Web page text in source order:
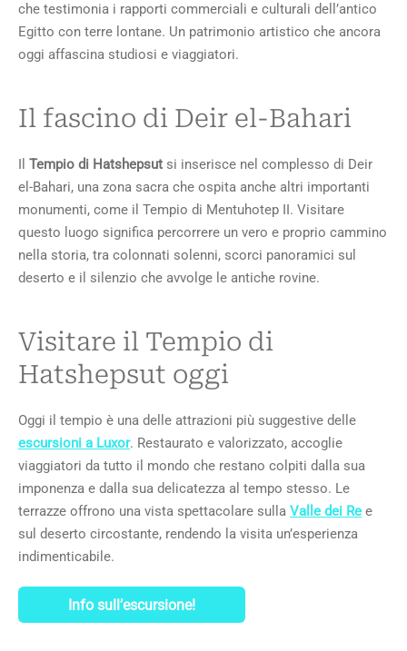
che testimonia i rapporti commerciali e culturali dell’antico
Egitto con terre lontane. Un patrimonio artistico che ancora
oggi affascina studiosi e viaggiatori.
Il fascino di Deir el-Bahari
Il Tempio di Hatshepsut si inserisce nel complesso di Deir
el-Bahari, una zona sacra che ospita anche altri importanti
monumenti, come il Tempio di Mentuhotep II. Visitare
questo luogo significa percorrere un vero e proprio cammino
nella storia, tra colonnati solenni, scorci panoramici sul
deserto e il silenzio che avvolge le antiche rovine.
Visitare il Tempio di
Hatshepsut oggi
Oggi il tempio è una delle attrazioni più suggestive delle
escursioni a Luxor. Restaurato e valorizzato, accoglie
viaggiatori da tutto il mondo che restano colpiti dalla sua
imponenza e dalla sua delicatezza al tempo stesso. Le
terrazze offrono una vista spettacolare sulla Valle dei Re e
sul deserto circostante, rendendo la visita un’esperienza
indimenticabile.
Info sull’escursione!